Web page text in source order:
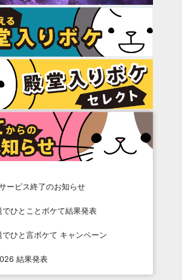
ービス終了のお知らせ
でひとことボケて結果発表
でひと言ボケて キャンペーン
結果発表